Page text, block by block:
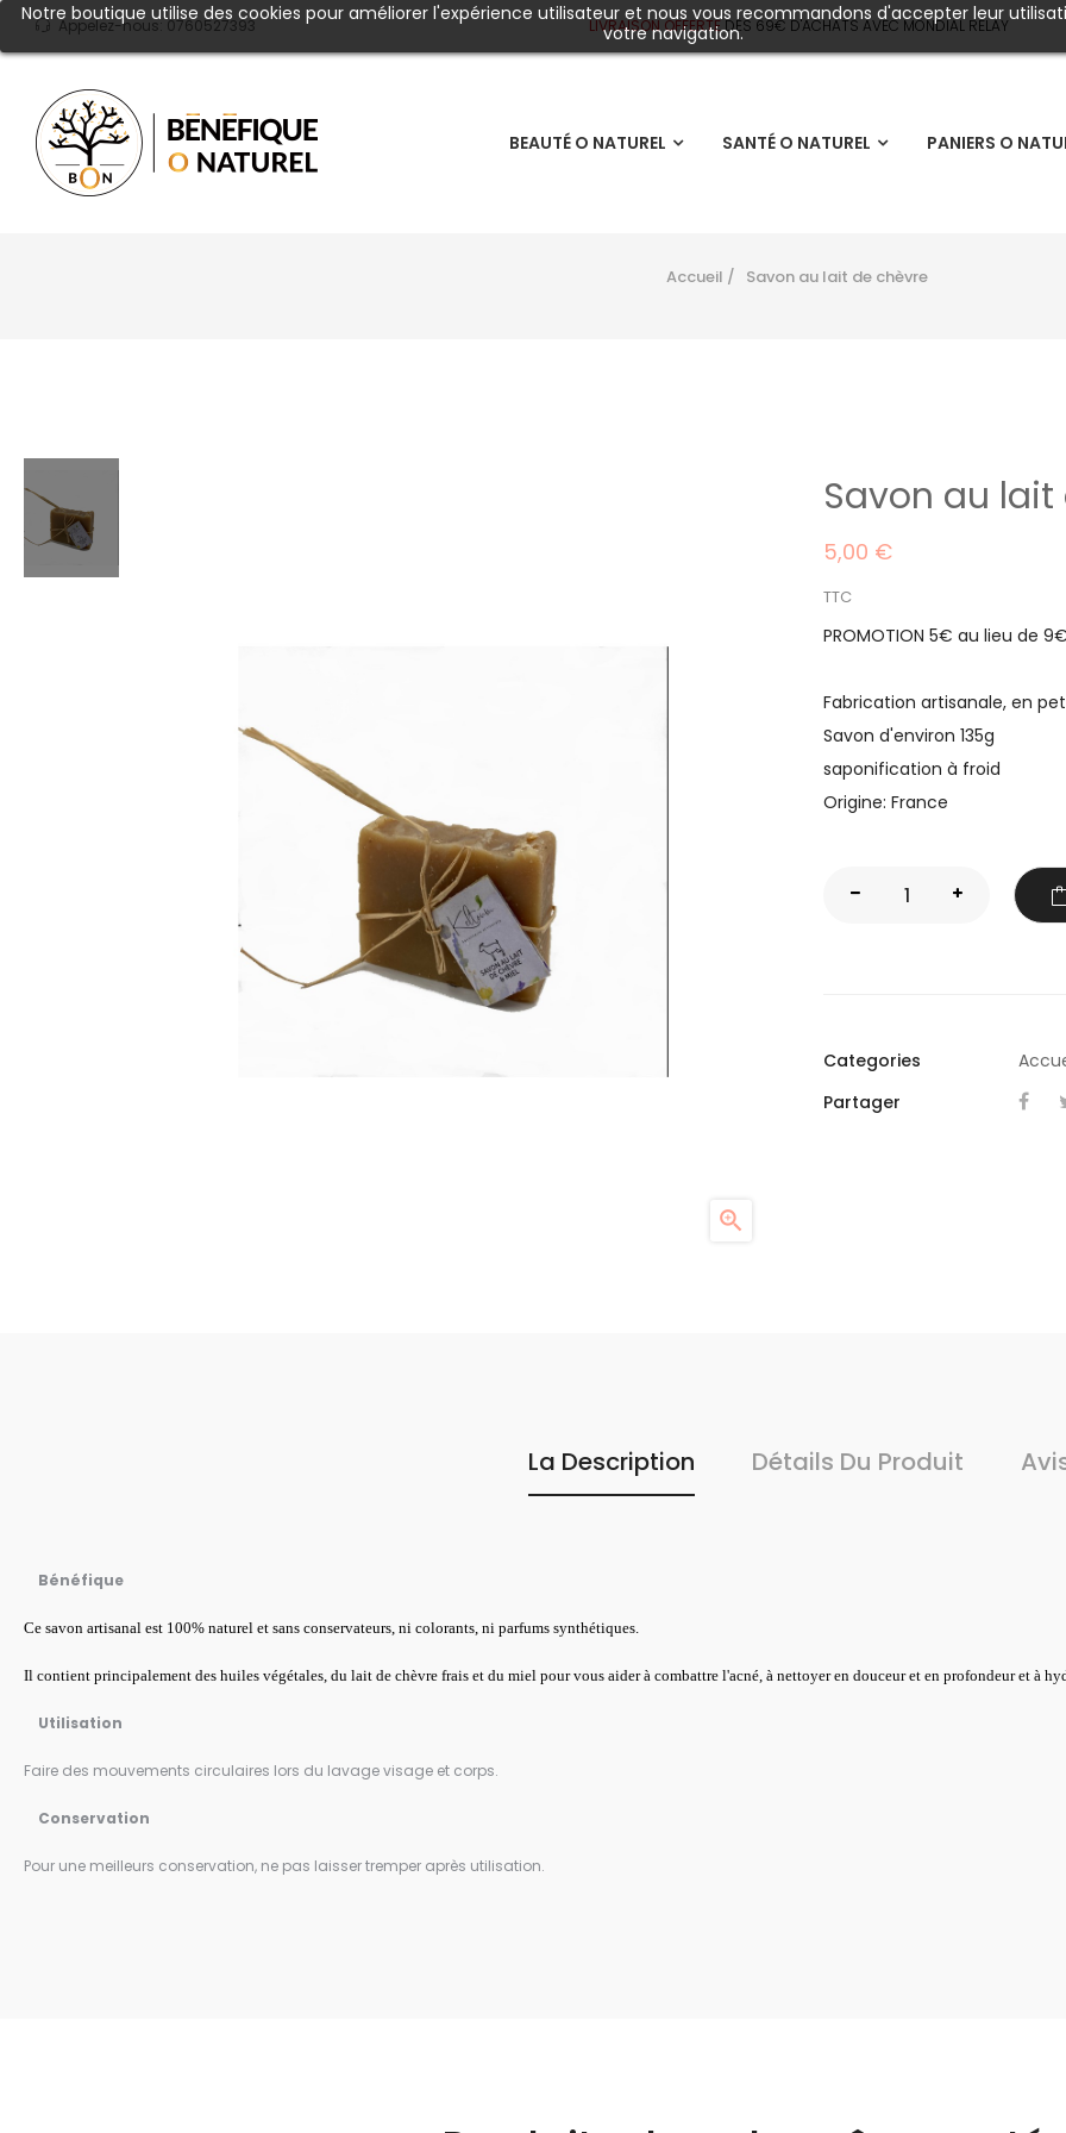
Appelez-nous:0760527393 LIVRAISON OFFERTEDÈS69€ D'ACHATS AVEC MONDIAL RELAY
BEAUTÉ O NATUREL SANTÉ O NATUREL PANIERS O
Notre boutique utilise des cookies pour améliorer l'expérience utilisateur et nous vous recommandons d'accepter leur
votre navigation.
Accueil Savon au lait de chèvre

Savon au
5,00 €
TTC
PROMOTION 5€ au lieu de
Fabrication artisanale, en
Savon d'environ 135g
saponification à froid
Origine: France
Categories
Partager
La Description Détails Du Produit
Bénéfique
Ce savon artisanal est 100% naturel et sans conservateurs, ni colorants, ni parfums synthétiques.
Il contient principalement des huiles végétales, du lait de chèvre frais et du miel pour vous aider à combattre l'acné, à nettoyer en douceur et en profondeur et à
Utilisation
Faire des mouvements circulaires lors du lavage visage et corps.
Conservation
Pour une meilleurs conservation, ne pas laisser tremper après utilisation.